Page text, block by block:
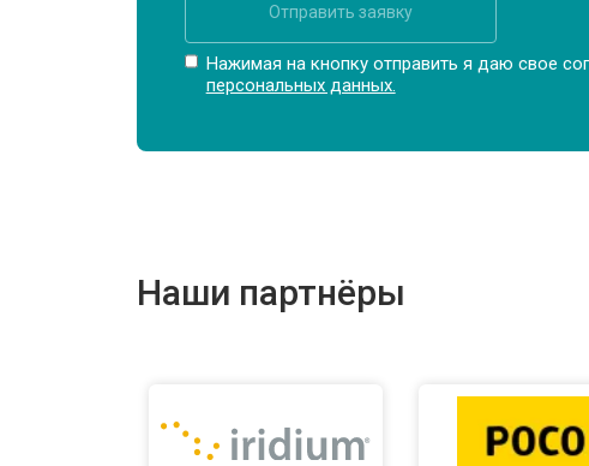
Отправить заявку
Нажимая на кнопку отправить я даю свое
персональных данных.
Наши партнёры